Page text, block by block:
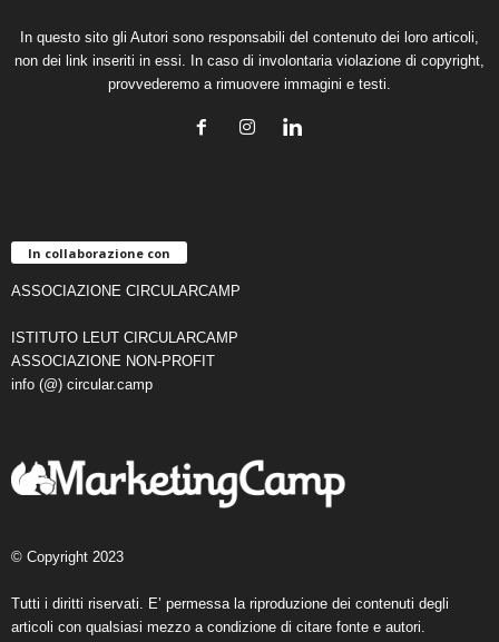
In questo sito gli Autori sono responsabili del contenuto dei loro articoli,
non dei link inseriti in essi. In caso di involontaria violazione di copyright,
provvederemo a rimuovere immagini e testi.
In collaborazione con
ASSOCIAZIONE CIRCULARCAMP
ISTITUTO LEUT CIRCULARCAMP
ASSOCIAZIONE NON-PROFIT
info (@) circular.camp
© Copyright 2023
Tutti i diritti riservati. E’ permessa la riproduzione dei contenuti degli
articoli con qualsiasi mezzo a condizione di citare fonte e autori.